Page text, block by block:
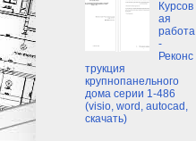
Курсов
ая
работа
-
Реконс
трукция
крупнопанельного
дома серии 1-486
(visio, word, autocad,
скачать)